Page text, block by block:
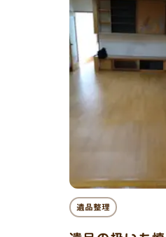
遺品整理